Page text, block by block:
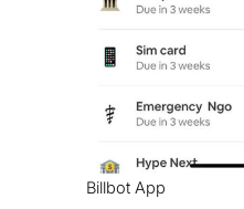
Billbot App